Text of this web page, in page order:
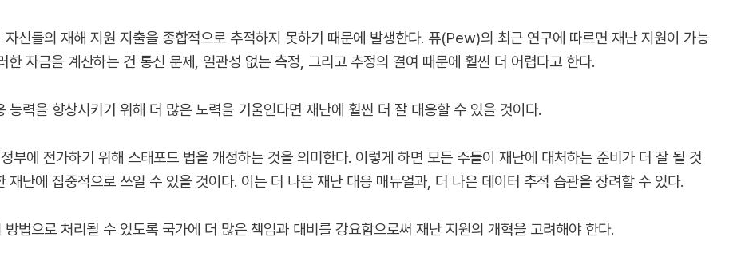
신들의 재해 지원 지출을 종합적으로 추적하지 못하기 때문에 발생한다. 퓨(Pew)의 최근 연구에 따르면 재난 지원이 가능
자금을 계산하는 건 통신 문제, 일관성 없는 측정, 그리고 추정의 결여 때문에 훨씬 더 어렵다고 한다.
능력을 향상시키기 위해 더 많은 노력을 기울인다면 재난에 훨씬 더 잘 대응할 수 있을 것이다.
부에 전가하기 위해 스태포드 법을 개정하는 것을 의미한다. 이렇게 하면 모든 주들이 재난에 대처하는 준비가 더 잘 될 것
재난에 집중적으로 쓰일 수 있을 것이다. 이는 더 나은 재난 대응 매뉴얼과, 더 나은 데이터 추적 습관을 장려할 수 있다.
법으로 처리될 수 있도록 국가에 더 많은 책임과 대비를 강요함으로써 재난 지원의 개혁을 고려해야 한다.